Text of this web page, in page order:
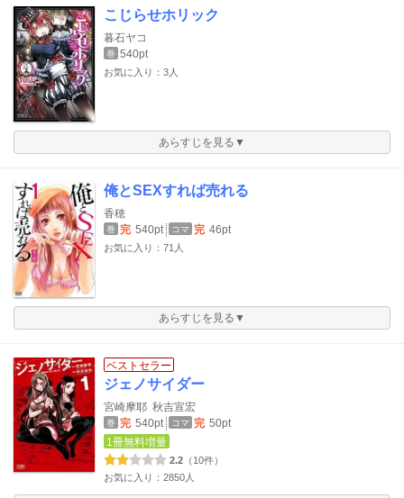
こじらせホリック
暮石ヤコ
巻 540pt
お気に入り：3人
あらすじを見る▼
俺とSEXすれば売れる
香穂
巻 完 540pt コマ 完 46pt
お気に入り：71人
あらすじを見る▼
ベストセラー
ジェノサイダー
宮崎摩耶 秋吉宣宏
巻 完 540pt コマ 完 50pt
1冊無料増量
2.2 （10件）
お気に入り：2850人